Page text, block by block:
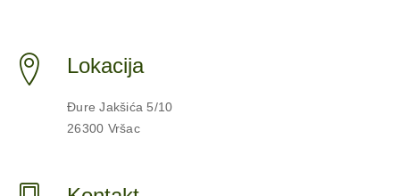
Lokacija
Đure Jakšića 5/10
26300 Vršac